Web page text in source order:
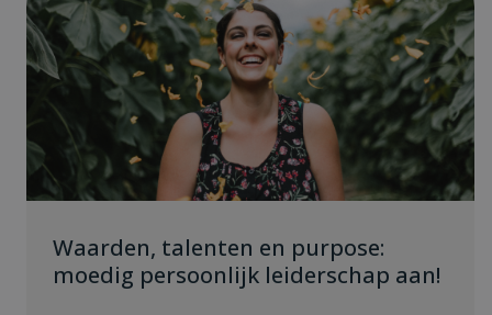
Waarden, talenten en purpose:
moedig persoonlijk leiderschap aan!